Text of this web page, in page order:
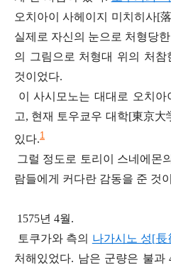
오치아이 사헤이지 미치히사[
실제로 자신의 눈으로 처형당
의 그림으로 처형대 위의 처
것이었다.
이 사시모노는 대대로 오치
고, 현재 토우쿄우 대학[東京大
있다.1
그럴 정도로 토리이 스네에몬
람들에게 커다란 감동을 준 것
1575년 4월.
토쿠가와 측의 나가시노 성[長
처해있었다. 남은 군량은 불과